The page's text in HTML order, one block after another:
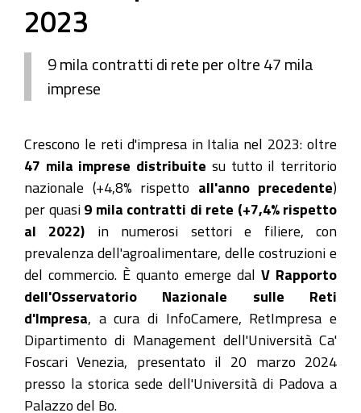
2023
9 mila contratti di rete per oltre 47 mila
imprese
Crescono le reti d'impresa in Italia nel 2023: oltre
47 mila imprese distribuite su tutto il territorio
nazionale (+4,8% rispetto all'anno precedente)
per quasi 9 mila contratti di rete (+7,4% rispetto
al 2022) in numerosi settori e filiere, con
prevalenza dell'agroalimentare, delle costruzioni e
del commercio. È quanto emerge dal V Rapporto
dell'Osservatorio Nazionale sulle Reti
d'Impresa , a cura di InfoCamere, RetImpresa e
Dipartimento di Management dell'Università Ca'
Foscari Venezia, presentato il 20 marzo 2024
presso la storica sede dell'Università di Padova a
Palazzo del Bo.